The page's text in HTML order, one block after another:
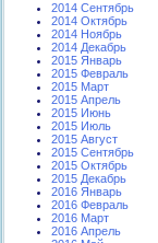
2014 Сентябрь
2014 Октябрь
2014 Ноябрь
2014 Декабрь
2015 Январь
2015 Февраль
2015 Март
2015 Апрель
2015 Июнь
2015 Июль
2015 Август
2015 Сентябрь
2015 Октябрь
2015 Декабрь
2016 Январь
2016 Февраль
2016 Март
2016 Апрель